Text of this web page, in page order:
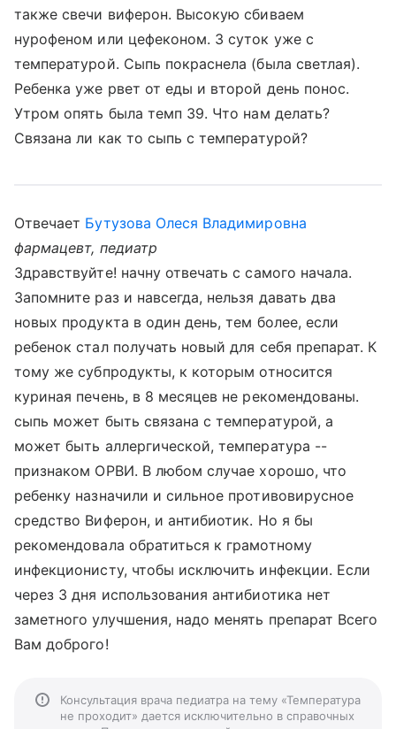
также свечи виферон. Высокую сбиваем
нурофеном или цефеконом. 3 суток уже с
температурой. Сыпь покраснела (была светлая).
Ребенка уже рвет от еды и второй день понос.
Утром опять была темп 39. Что нам делать?
Связана ли как то сыпь с температурой?
Отвечает Бутузова Олеся Владимировна
фармацевт, педиатр
Здравствуйте! начну отвечать с самого начала.
Запомните раз и навсегда, нельзя давать два
новых продукта в один день, тем более, если
ребенок стал получать новый для себя препарат. К
тому же субпродукты, к которым относится
куриная печень, в 8 месяцев не рекомендованы.
сыпь может быть связана с температурой, а
может быть аллергической, температура --
признаком ОРВИ. В любом случае хорошо, что
ребенку назначили и сильное противовирусное
средство Виферон, и антибиотик. Но я бы
рекомендовала обратиться к грамотному
инфекционисту, чтобы исключить инфекции. Если
через 3 дня использования антибиотика нет
заметного улучшения, надо менять препарат Всего
Вам доброго!
Консультация врача педиатра на тему «Температура
не проходит» дается исключительно в справочных